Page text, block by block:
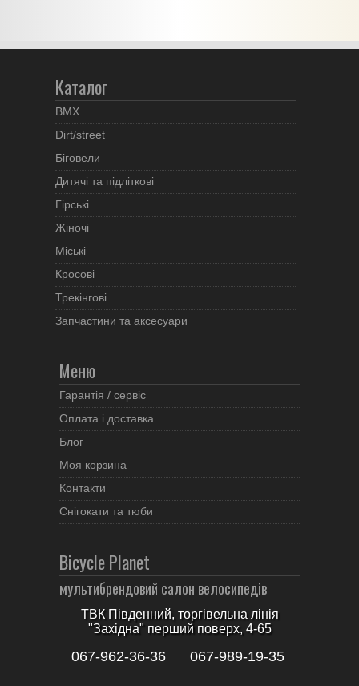
Каталог
BMX
Dirt/street
Біговели
Дитячі та підліткові
Гірські
Жіночі
Міські
Кросові
Трекінгові
Запчастини та аксесуари
Меню
Гарантія / сервіс
Оплата і доставка
Блог
Моя корзина
Контакти
Снігокати та тюби
Bicycle Planet
мультибрендовий салон велосипедів
ТВК Південний, торгівельна лінія
"Західна" перший поверх, 4-65
067-962-36-36 067-989-19-35